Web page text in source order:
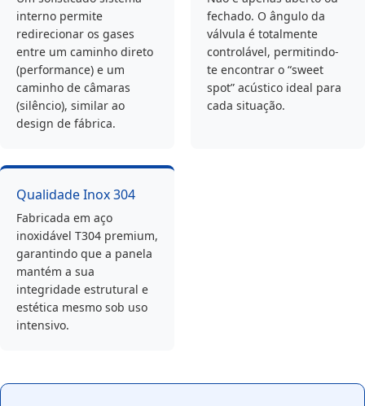
interno permite
redirecionar os gases
entre um caminho direto
(performance) e um
caminho de câmaras
(silêncio), similar ao
design de fábrica.
fechado. O ângulo da
válvula é totalmente
controlável, permitindo-
te encontrar o “sweet
spot” acústico ideal para
cada situação.
Qualidade Inox 304
Fabricada em aço
inoxidável T304 premium,
garantindo que a panela
mantém a sua
integridade estrutural e
estética mesmo sob uso
intensivo.